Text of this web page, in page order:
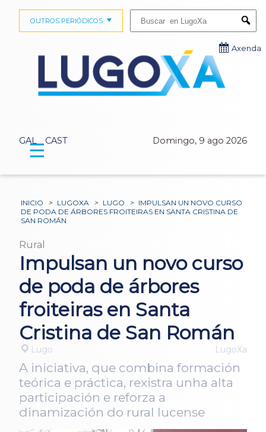
GAL CAST Domingo, 9 ago 2026
OUTROS PERIÓDICOS
Axenda
☰
INICIO > LUGOXA > LUGO > IMPULSAN UN NOVO CURSO
DE PODA DE ÁRBORES FROITEIRAS EN SANTA CRISTINA DE
SAN ROMÁN
Rural
Impulsan un novo curso
de poda de árbores
froiteiras en Santa
Cristina de San Román
Lugo LugoXa
A iniciativa, que combina formación
teórica e práctica, rexistra unha alta
participación e reforza a
dinamización do rural lucense